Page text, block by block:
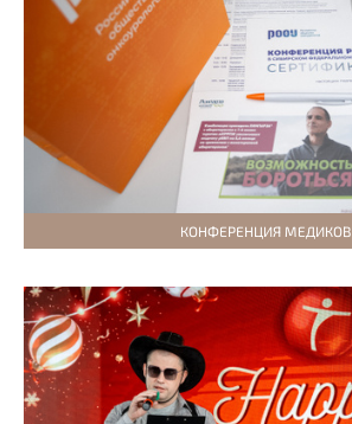
КОНФЕРЕНЦИЯ МЕДИКОВ